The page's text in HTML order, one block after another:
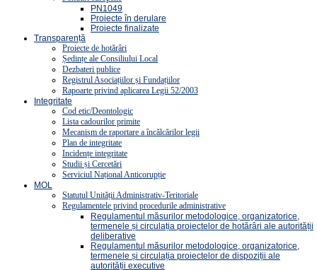
PN1049
Proiecte în derulare
Proiecte finalizate
Transparență
Proiecte de hotărâri
Ședințe ale Consiliului Local
Dezbateri publice
Registrul Asociațiilor și Fundațiilor
Rapoarte privind aplicarea Legii 52/2003
Integritate
Cod etic/Deontologic
Lista cadourilor primite
Mecanism de raportare a încălcărilor legii
Plan de integritate
Incidențe integritate
Studii și Cercetări
Serviciul Național Anticorupție
MOL
Statutul Unității Administrativ-Teritoriale
Regulamentele privind procedurile administrative
Regulamentul măsurilor metodologice, organizatorice,
termenele și circulația proiectelor de hotărâri ale autorității
deliberative
Regulamentul măsurilor metodologice, organizatorice,
termenele și circulația proiectelor de dispoziții ale
autorității executive